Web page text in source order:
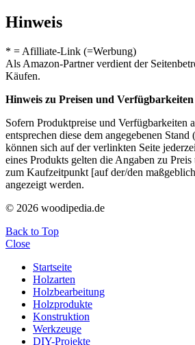
Hinweis
* = Afilliate-Link (=Werbung)
Als Amazon-Partner verdient der
Käufen.
Hinweis zu Preisen und Verfügbarkeiten
Sofern Produktpreise und Verfügbarkeiten
entsprechen diese dem angegebenen
können sich auf der verlinkten Seite
eines Produkts gelten die Angaben zu
zum Kaufzeitpunkt [auf der/den
angezeigt werden.
© 2026 woodipedia.de
Back to Top
Close
Startseite
Holzarten
Holzbearbeitung
Holzprodukte
Konstruktion
Werkzeuge
DIY-Projekte